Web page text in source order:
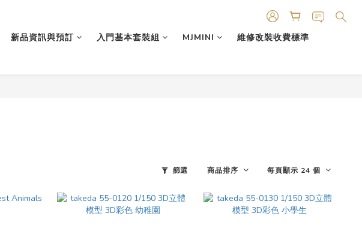
新品資訊與預訂 入門基本套裝組 MJMINI
維修改裝收費標準
篩選 商品排序 每頁顯示 24 個